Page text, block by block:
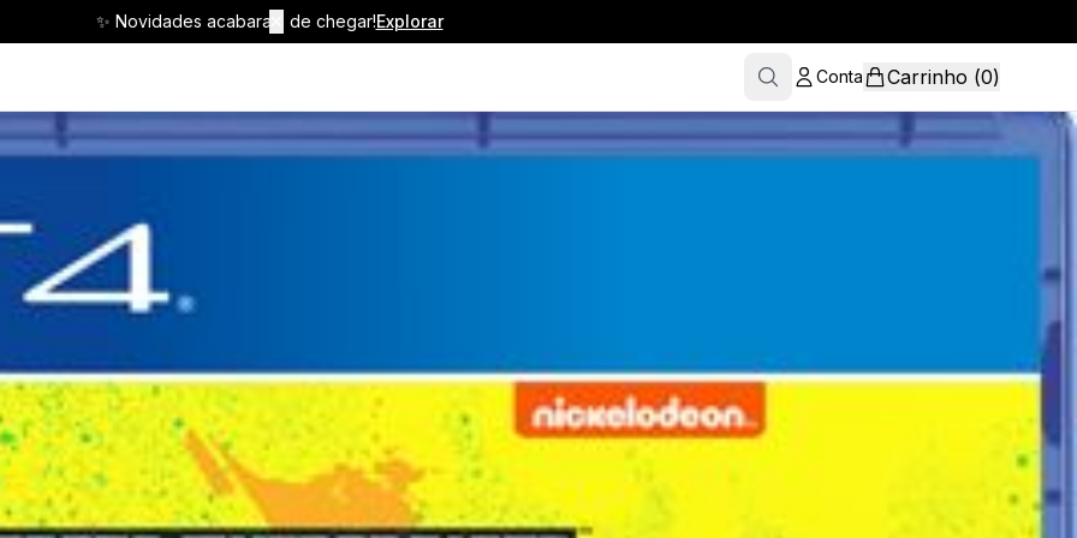
✨ Novidades acabaram de chegar!Explorar
Conta Carrinho (0)